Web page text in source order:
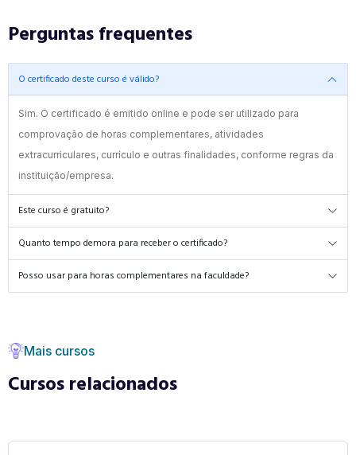
Perguntas frequentes
O certificado deste curso é válido?
Sim. O certificado é emitido online e pode ser utilizado para
comprovação de horas complementares, atividades
extracurriculares, currículo e outras finalidades, conforme regras da
instituição/empresa.
Este curso é gratuito?
Quanto tempo demora para receber o certificado?
Posso usar para horas complementares na faculdade?
Mais cursos
Cursos relacionados